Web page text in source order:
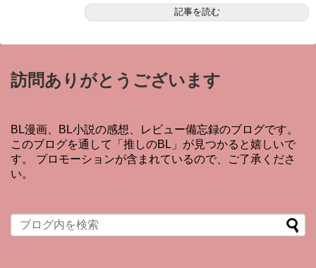
記事を読む
訪問ありがとうございます
BL漫画、BL小説の感想、レビュー備忘録のブログです。
このブログを通して「推しのBL」が見つかると嬉しいで
す。 プロモーションが含まれているので、ご了承くださ
い。